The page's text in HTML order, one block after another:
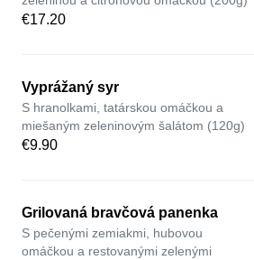
€17.20
Vyprážaný syr
S hranolkami, tatárskou omáčkou a
miešaným zeleninovým šalátom (120g)
€9.90
Grilovaná bravčová panenka
S pečenými zemiakmi, hubovou
omáčkou a restovanými zelenými